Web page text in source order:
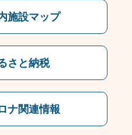
施設マップ
さと納税
ナ関連情報